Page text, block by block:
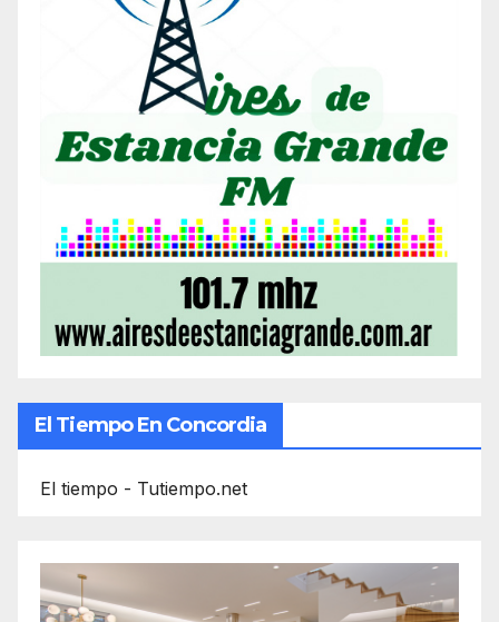
El Tiempo En Concordia
El tiempo - Tutiempo.net